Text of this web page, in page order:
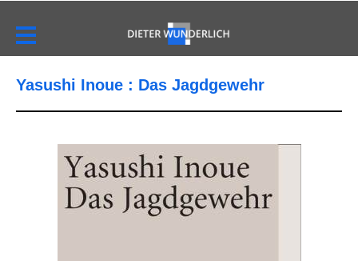
Yasushi Inoue : Das Jagdgewehr